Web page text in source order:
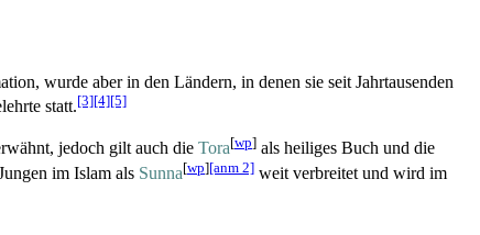
wurde aber in den Ländern, in denen sie seit Jahr­tausenden
statt.[3][4][5]
jedoch gilt auch die Tora[wp] als heiliges Buch und die
im Islam als Sunna[wp][anm 2] weit verbreitet und wird im